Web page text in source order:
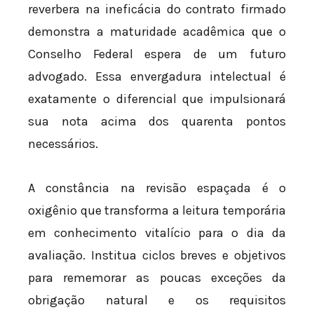
reverbera na ineficácia do contrato firmado
demonstra a maturidade acadêmica que o
Conselho Federal espera de um futuro
advogado. Essa envergadura intelectual é
exatamente o diferencial que impulsionará
sua nota acima dos quarenta pontos
necessários.
A constância na revisão espaçada é o
oxigênio que transforma a leitura temporária
em conhecimento vitalício para o dia da
avaliação. Institua ciclos breves e objetivos
para rememorar as poucas exceções da
obrigação natural e os requisitos